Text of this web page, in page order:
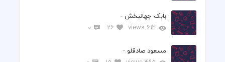
بابک جهانبخش -
614 views
26
0
مسعود صادقلو -